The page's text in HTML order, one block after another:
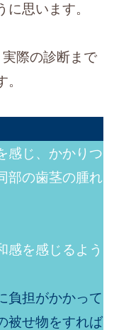
思います。
際の診断まで
感じ、かかりつ
部の歯茎の腫れ
感を感じるよう
負担がかかって
被せ物をすれば